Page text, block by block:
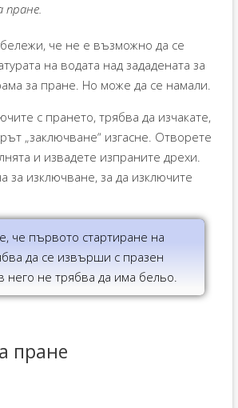
пране.
че не е възможно да се
на водата над зададената за
за пране. Но може да се намали.
с прането, трябва да изчакате,
„заключване“ изгасне. Отворете
и извадете изпраните дрехи.
за изключване, за да изключите
че първото стартиране на
да се извърши с празен
него не трябва да има бельо.
пране